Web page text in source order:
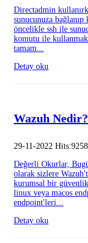
Directadmin
sunucunuza
öncelikle ssh ile
komutu ile
tamam...
Detay oku
Wazuh
29-11-2022 Hits:9258
Değerli Okurlar,
olarak sizlere
kurumsal bir
linux veya macos
endpoint'leri...
Detay oku